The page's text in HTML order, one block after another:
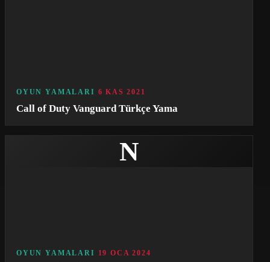
OYUN YAMALARI 6 KAS 2021
Call of Duty Vanguard Türkçe Yama
N
OYUN YAMALARI 19 OCA 2024